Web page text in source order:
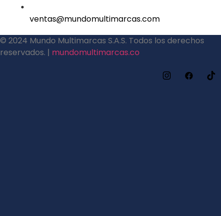
ventas@mundomultimarcas.com
© 2024 Mundo Multimarcas S.A.S. Todos los derechos
reservados. | mundomultimarcas.co